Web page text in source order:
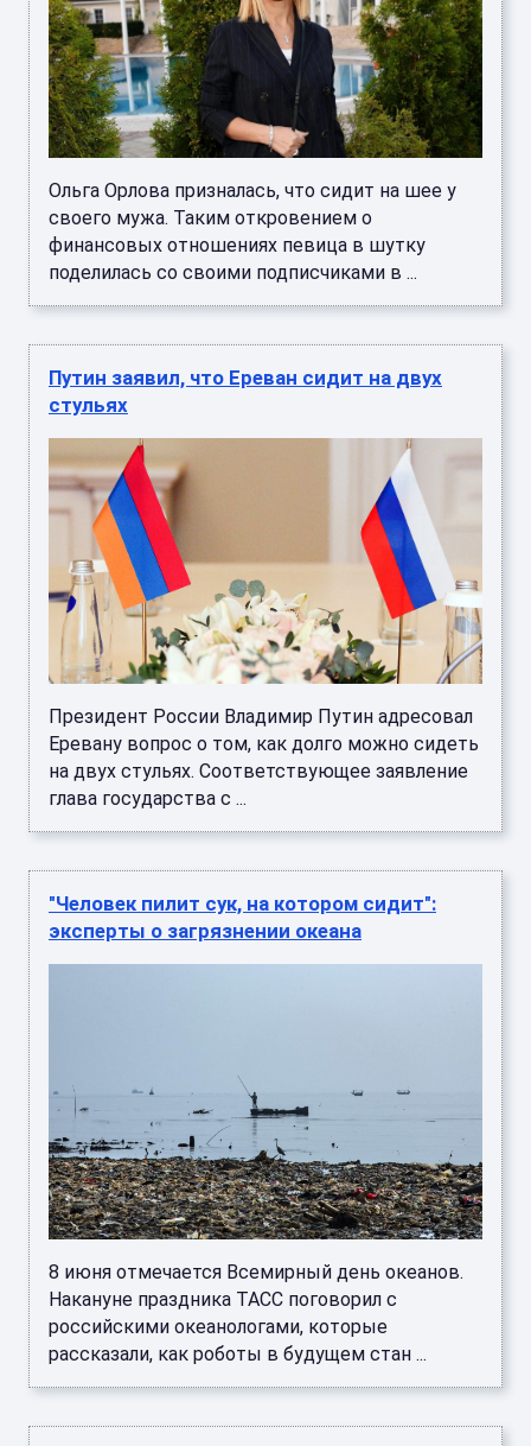
Ольга Орлова призналась, что сидит на шее у
своего мужа. Таким откровением о
финансовых отношениях певица в шутку
поделилась со своими подписчиками в ...
Путин заявил, что Ереван сидит на двух
стульях
Президент России Владимир Путин адресовал
Еревану вопрос о том, как долго можно сидеть
на двух стульях. Соответствующее заявление
глава государства с ...
"Человек пилит сук, на котором сидит":
эксперты о загрязнении океана
8 июня отмечается Всемирный день океанов.
Накануне праздника ТАСС поговорил с
российскими океанологами, которые
рассказали, как роботы в будущем стан ...